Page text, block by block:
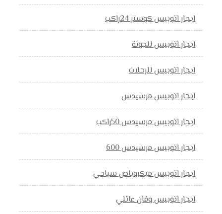
ايجار اتوبيس كوستر 24راكب
ايجار اتوبيس للجونة
ايجار اتوبيس للرحلات
ايجار اتوبيس مرسيدس
ايجار اتوبيس مرسيدس 50راكب
ايجار اتوبيس مرسيدس 600
ايجار اتوبيس ميكروباص سياحي
ايجار اتوبيس وفان عائلي